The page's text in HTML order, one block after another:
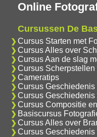
Online
Cursussen De
Cursus Starten met
Cursus Alles over
Cursus Aan de slag
Cursus Scherpstellen
Cameratips
Cursus
Cursus
Cursus Compositie
Basiscursus
Cursus Alles over
Cursus